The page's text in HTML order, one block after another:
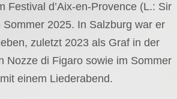
Festival d’Aix-en-Provence (L.: Sir
Sommer 2025. In Salzburg war er
zuletzt 2023 als Graf in der
Nozze di Figaro sowie im Sommer
einem Liederabend.